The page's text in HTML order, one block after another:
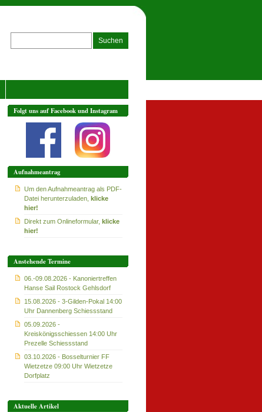
Folgt uns auf Facebook und Instagram
Aufnahmeantrag
Um den Aufnahmeantrag als PDF-
Datei herunterzuladen,
klicke
hier!
Direkt zum Onlineformular, klicke
hier!
Anstehende Termine
06.-09.08.2026 - Kanoniertreffen
Hanse Sail Rostock Gehlsdorf
15.08.2026 - 3-Gilden-Pokal 14:00
Uhr Dannenberg Schiessstand
05.09.2026 -
Kreiskönigsschiessen 14:00 Uhr
Prezelle Schiessstand
03.10.2026 - Bosselturnier FF
Wietzetze 09:00 Uhr Wietzetze
Dorfplatz
Aktuelle Artikel